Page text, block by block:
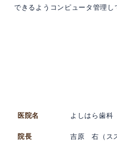
できるようコンピュータ管理し
医院名 よしはら歯科
院長 吉原 右（ス